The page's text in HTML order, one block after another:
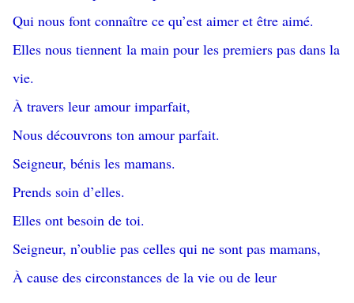
Qui nous font connaître ce qu’est aimer et être aimé.
Elles nous tiennent la main pour les premiers pas dans la
vie.
À travers leur amour imparfait,
Nous découvrons ton amour parfait.
Seigneur, bénis les mamans.
Prends soin d’elles.
Elles ont besoin de toi.
Seigneur, n’oublie pas celles qui ne sont pas mamans,
À cause des circonstances de la vie ou de leur